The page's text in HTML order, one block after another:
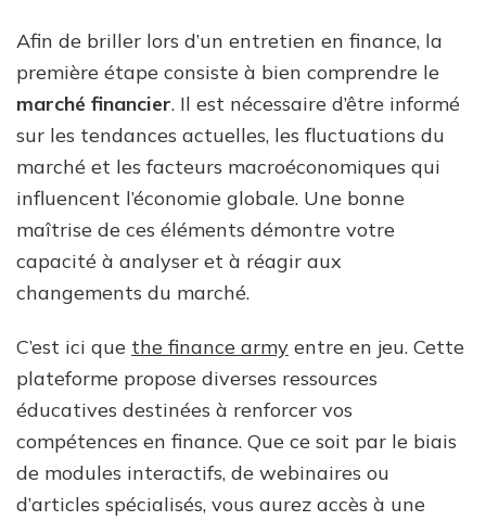
Afin de briller lors d’un entretien en finance, la
première étape consiste à bien comprendre le
marché financier. Il est nécessaire d’être informé
sur les tendances actuelles, les fluctuations du
marché et les facteurs macroéconomiques qui
influencent l’économie globale. Une bonne
maîtrise de ces éléments démontre votre
capacité à analyser et à réagir aux
changements du marché.
C’est ici que the finance army entre en jeu. Cette
plateforme propose diverses ressources
éducatives destinées à renforcer vos
compétences en finance. Que ce soit par le biais
de modules interactifs, de webinaires ou
d’articles spécialisés, vous aurez accès à une